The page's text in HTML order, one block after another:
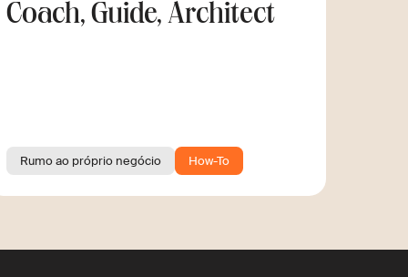
Coach, Guide, Architect
Rumo ao próprio negócio How-To